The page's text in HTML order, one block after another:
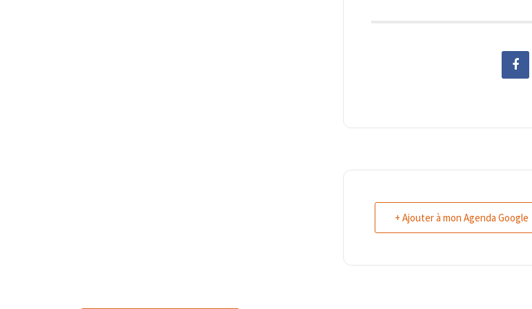
+ Ajouter à mon Agenda Google